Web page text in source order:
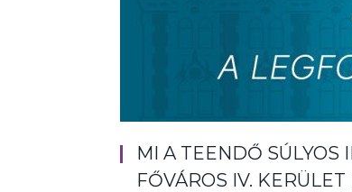
MI A TEENDŐ SÚLYOS
FŐVÁROS IV.